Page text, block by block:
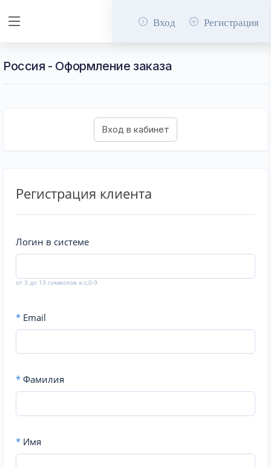
Вход Регистрация
Россия - Оформление заказа
Регистрация клиента
Логин в системе
от 3 до 13 символов a-z,0-9
* Email
* Фамилия
* Имя